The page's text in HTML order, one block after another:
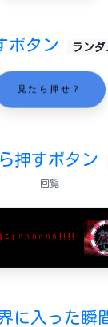
ボタン ランダ
見たら押せ？
押すボタン
回覧
ﾆｬﾊﾊﾊﾊﾊﾊ!!!!
に入った瞬